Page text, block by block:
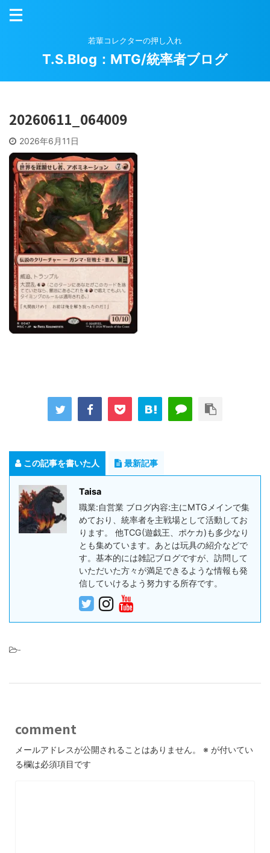
若輩コレクターの押し入れ
T.S.Blog：MTG/統率者ブログ
20260611_064009
2026年6月11日
この記事を書いた人 最新記事
Taisa
職業:自営業 ブログ内容:主にMTGメインで集
めており、統率者を主戦場として活動してお
ります。 他TCG(遊戯王、ポケカ)も多少なり
とも集めています。あとは玩具の紹介などで
す。基本的には雑記ブログですが、訪問して
いただいた方々が満足できるような情報も発
信していけるよう努力する所存です。
-
comment
メールアドレスが公開されることはありません。 ※ が付いてい
る欄は必須項目です